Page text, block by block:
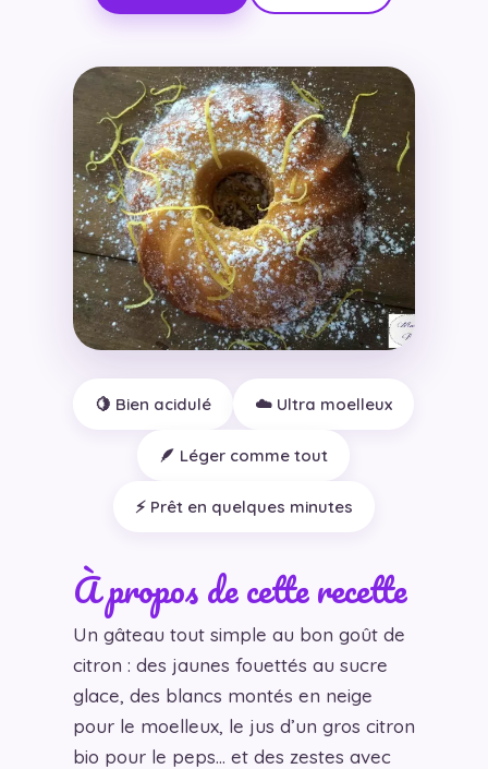
🍋 Bien acidulé ☁️ Ultra moelleux
🪶 Léger comme tout
⚡ Prêt en quelques minutes
À propos de cette recette
Un gâteau tout simple au bon goût de
citron : des jaunes fouettés au sucre
glace, des blancs montés en neige
pour le moelleux, le jus d’un gros citron
bio pour le peps… et des zestes avec